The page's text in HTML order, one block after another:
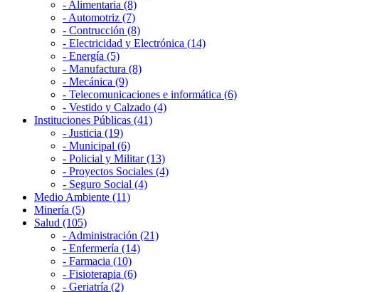
- Alimentaria (8)
- Automotriz (7)
- Contrucción (8)
- Electricidad y Electrónica (14)
- Energía (5)
- Manufactura (8)
- Mecánica (9)
- Telecomunicaciones e informática (6)
- Vestido y Calzado (4)
Instituciones Públicas (41)
- Justicia (19)
- Municipal (6)
- Policial y Militar (13)
- Proyectos Sociales (4)
- Seguro Social (4)
Medio Ambiente (11)
Minería (5)
Salud (105)
- Administración (21)
- Enfermería (14)
- Farmacia (10)
- Fisioterapia (6)
- Geriatría (2)